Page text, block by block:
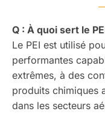
Q : À quoi sert le
Le PEI est utilisé
performantes
extrêmes, à des
produits chimiques
dans les secteurs